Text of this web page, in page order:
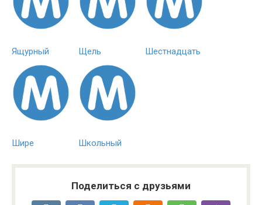
Ящурный Щель Шестнадцать
Шире Школьный
Поделиться с друзьями